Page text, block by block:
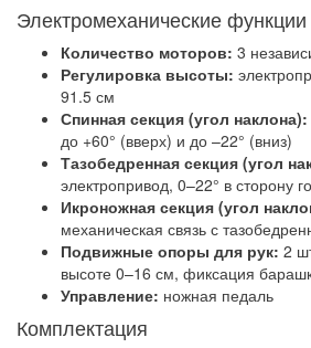
Электромеханические
Количество моторов: 3
Регулировка высоты:
91.5 см
Спинная секция (угол наклона):
до +60° (вверх) и до –22° (вниз)
Тазобедренная секция (угол
электропривод, 0–22° в сторону
Икроножная секция (угол
механическая связь с
Подвижные опоры для рук: 2
высоте 0–16 см, фиксация
Управление: ножная педаль
Комплектация